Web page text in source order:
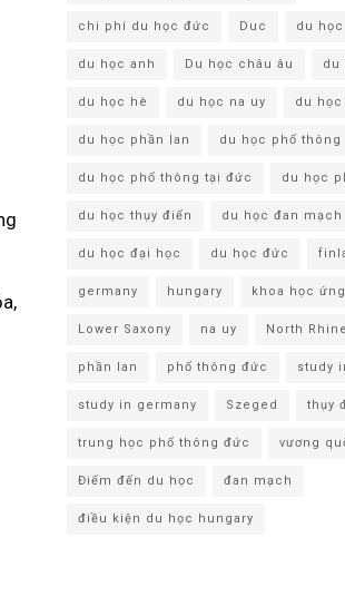
chi phí du học đức Duc du học
du học anh Du học châu âu du
du học hè du học na uy du
du học phần lan du học phổ thông
du học phổ thông tại đức du học
du học thụy điển du học đan mạch
du học đại học du học đức
germany hungary khoa học
Lower Saxony na uy North
phần lan phổ thông đức study
study in germany Szeged thụy
trung học phổ thông đức vương
Điểm đến du học đan mạch
điều kiện du học hungary